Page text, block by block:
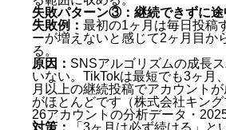
失敗パターン③：継続できずに途
失敗例： 最初の1ヶ月は毎日投稿
ーが増えないと感じて2ヶ月目か
る。
原因： SNSアルゴリズムの成長
いない。TikTokは最短でも3ヶ月
月以上の継続投稿でアカウント
がほとんどです（株式会社キン
26アカウントの分析データ・2025
対策：
「3ヶ月は必ず続ける」と
キャバ嬢ブランディングを構成する
①コンセプト設計：「あなたらし
②ビジュアル統一：プロフィール
デザインを揃える
③SNS発信：TikTok・Instagram
稿
④接客体験：SNSとリアルのギャ